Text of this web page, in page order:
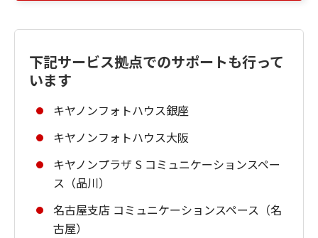
下記サービス拠点でのサポートも行って
います
キヤノンフォトハウス銀座
キヤノンフォトハウス大阪
キヤノンプラザ S コミュニケーションスペー
ス（品川）
名古屋支店 コミュニケーションスペース（名
古屋）